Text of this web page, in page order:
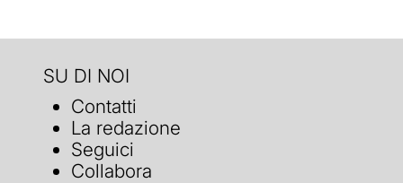
SU DI NOI
Contatti
La redazione
Seguici
Collabora